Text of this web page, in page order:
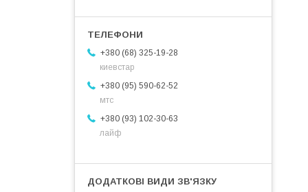
+380 (68) 325-19-28
киевстар
+380 (95) 590-62-52
мтс
+380 (93) 102-30-63
лайф